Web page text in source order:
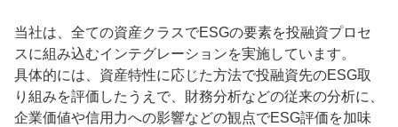
当社は、全ての資産クラスでESGの要素を投融資プロセ
スに組み込むインテグレーションを実施しています。
具体的には、資産特性に応じた方法で投融資先のESG取
り組みを評価したうえで、財務分析などの従来の分析に、
企業価値や信用力への影響などの観点でESG評価を加味